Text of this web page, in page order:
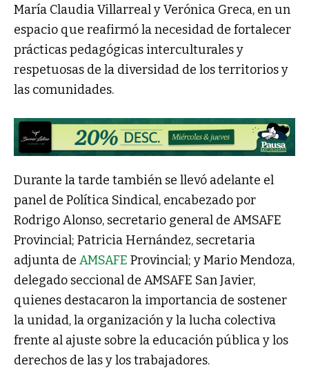
María Claudia Villarreal y Verónica Greca, en un
espacio que reafirmó la necesidad de fortalecer
prácticas pedagógicas interculturales y
respetuosas de la diversidad de los territorios y
las comunidades.
Durante la tarde también se llevó adelante el
panel de Política Sindical, encabezado por
Rodrigo Alonso, secretario general de AMSAFE
Provincial; Patricia Hernández, secretaria
adjunta de AMSAFE Provincial; y Mario Mendoza,
delegado seccional de AMSAFE San Javier,
quienes destacaron la importancia de sostener
la unidad, la organización y la lucha colectiva
frente al ajuste sobre la educación pública y los
derechos de las y los trabajadores.